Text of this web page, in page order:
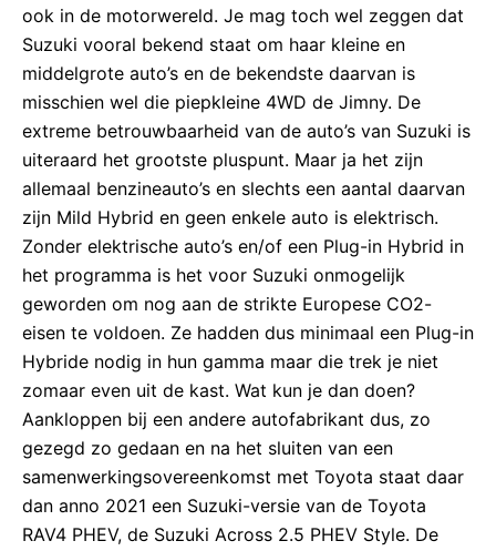
ook in de motorwereld. Je mag toch wel zeggen dat
Suzuki vooral bekend staat om haar kleine en
middelgrote auto’s en de bekendste daarvan is
misschien wel die piepkleine 4WD de Jimny. De
extreme betrouwbaarheid van de auto’s van Suzuki is
uiteraard het grootste pluspunt. Maar ja het zijn
allemaal benzineauto’s en slechts een aantal daarvan
zijn Mild Hybrid en geen enkele auto is elektrisch.
Zonder elektrische auto’s en/of een Plug-in Hybrid in
het programma is het voor Suzuki onmogelijk
geworden om nog aan de strikte Europese CO2-
eisen te voldoen. Ze hadden dus minimaal een Plug-in
Hybride nodig in hun gamma maar die trek je niet
zomaar even uit de kast. Wat kun je dan doen?
Aankloppen bij een andere autofabrikant dus, zo
gezegd zo gedaan en na het sluiten van een
samenwerkingsovereenkomst met Toyota staat daar
dan anno 2021 een Suzuki-versie van de Toyota
RAV4 PHEV, de Suzuki Across 2.5 PHEV Style. De